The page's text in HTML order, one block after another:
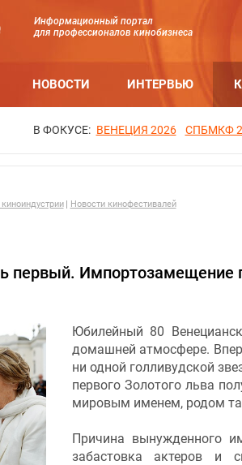
Информационный портал
для профессионалов кинобизнеса
НОВОСТИ ИНТЕРВЬЮ
В ФОКУСЕ: ВЕНЕЦИЯ 2026 СПБМКФ
Новости кинофестивалей
первый. Импортозамещение
Юбилейный 80
домашней атмосфере.
ни одной голливудской
первого Золотого льва
мировым именем, родом
Причина вынужденного
забастовка актеров и